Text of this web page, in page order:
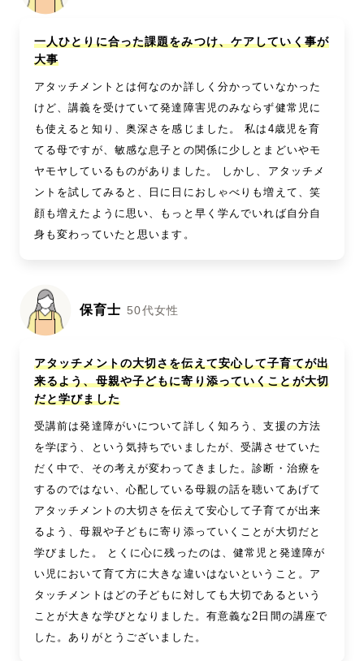
一人ひとりに合った課題をみつけ、ケアしていく事が
大事
アタッチメントとは何なのか詳しく分かっていなかった
けど、講義を受けていて発達障害児のみならず健常児に
も使えると知り、奥深さを感じました。 私は4歳児を育
てる母ですが、敏感な息子との関係に少しとまどいやモ
ヤモヤしているものがありました。 しかし、アタッチメ
ントを試してみると、日に日におしゃべりも増えて、笑
顔も増えたように思い、もっと早く学んでいれば自分自
身も変わっていたと思います。
保育士 50代女性
アタッチメントの大切さを伝えて安心して子育てが出
来るよう、母親や子どもに寄り添っていくことが大切
だと学びました
受講前は発達障がいについて詳しく知ろう、支援の方法
を学ぼう、という気持ちでいましたが、受講させていた
だく中で、その考えが変わってきました。診断・治療を
するのではない、心配している母親の話を聴いてあげて
アタッチメントの大切さを伝えて安心して子育てが出来
るよう、母親や子どもに寄り添っていくことが大切だと
学びました。 とくに心に残ったのは、健常児と発達障が
い児において育て方に大きな違いはないということ。ア
タッチメントはどの子どもに対しても大切であるという
ことが大きな学びとなりました。有意義な2日間の講座で
した。ありがとうございました。